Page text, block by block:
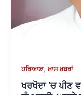
ਹਰਿਆਣਾ,ਖ਼ਾਸ ਖ਼ਬਰਾਂ
ਖਰਖੋਦਾ ‘ਚ ਪੀਣ